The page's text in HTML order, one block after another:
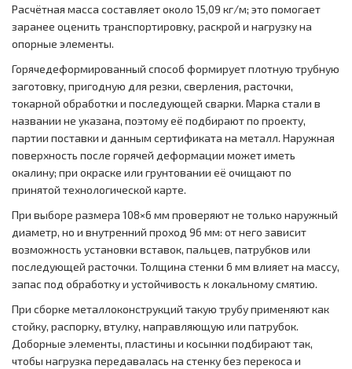
Расчётная масса составляет около 15,09 кг/м; это помогает
заранее оценить транспортировку, раскрой и нагрузку на
опорные элементы.
Горячедеформированный способ формирует плотную трубную
заготовку, пригодную для резки, сверления, расточки,
токарной обработки и последующей сварки. Марка стали в
названии не указана, поэтому её подбирают по проекту,
партии поставки и данным сертификата на металл. Наружная
поверхность после горячей деформации может иметь
окалину; при окраске или грунтовании её очищают по
принятой технологической карте.
При выборе размера 108×6 мм проверяют не только наружный
диаметр, но и внутренний проход 96 мм: от него зависит
возможность установки вставок, пальцев, патрубков или
последующей расточки. Толщина стенки 6 мм влияет на массу,
запас под обработку и устойчивость к локальному смятию.
При сборке металлоконструкций такую трубу применяют как
стойку, распорку, втулку, направляющую или патрубок.
Доборные элементы, пластины и косынки подбирают так,
чтобы нагрузка передавалась на стенку без перекоса и